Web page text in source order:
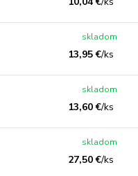
13,95 €/ks
skladom
13,60 €/ks
skladom
27,50 €/ks
skladom